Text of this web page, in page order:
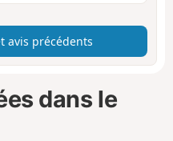
avis précédents
dans le